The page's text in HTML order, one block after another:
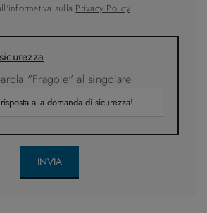
sulla Privacy Policy
"Fragole" al singolare
INVIA